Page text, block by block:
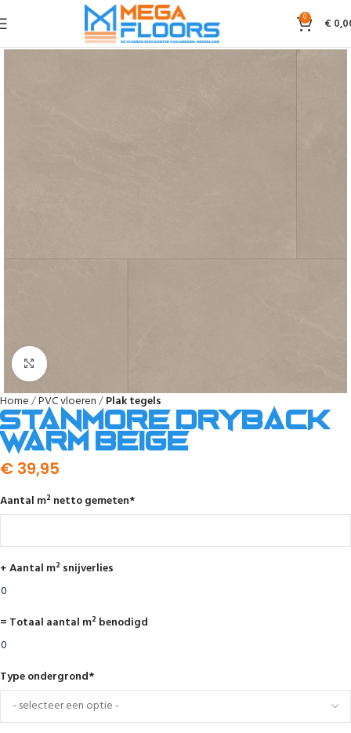
0 €
Home PVC vloeren Plak tegels
Stanmore dryback
warm beige
€ 39,95
Aantal m² netto gemeten*
+ Aantal m² snijverlies
= Totaal aantal m² benodigd
Type ondergrond*
Afbeelding vergroten